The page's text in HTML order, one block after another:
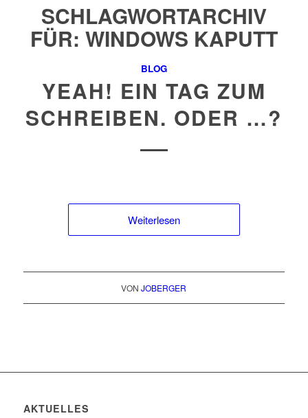
SCHLAGWORTARCHIV
FÜR: WINDOWS KAPUTT
BLOG
YEAH! EIN TAG ZUM
SCHREIBEN. ODER …?
Weiterlesen
VONJOBERGER
AKTUELLES